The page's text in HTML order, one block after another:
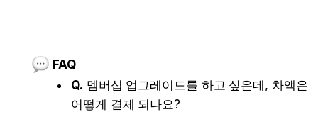
FAQ
Q. 멤버십 업그레이드를 하고 싶은데, 차액은
어떻게 결제 되나요?